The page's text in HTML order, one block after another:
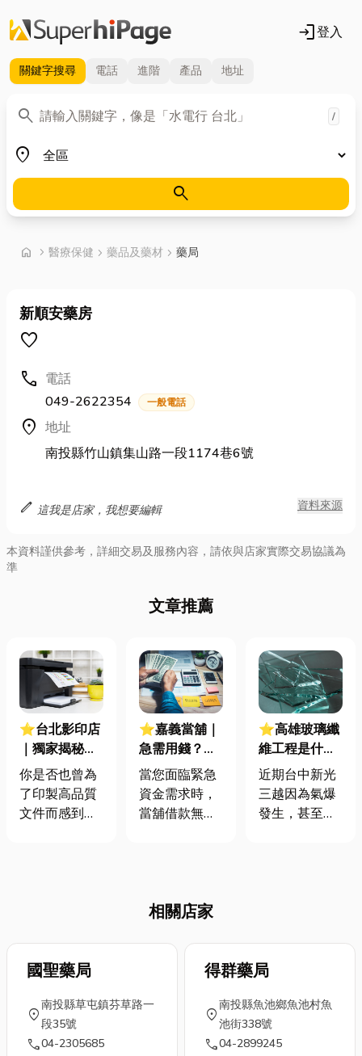
login登入
關鍵字搜尋 電話 進階 產品 地址
search
關鍵字 /
place
地區
search
home chevron_right 首頁
醫療保健 chevron_right 藥品及藥材 chevron_right 藥局
新順安藥房
favorite
call 電話
049-2622354
一般電話
location_on 地址
南投縣竹山鎮集山路一段1174巷6號
edit 這我是店家，我想要編輯 資料來源
本資料謹供參考，詳細交易及服務內容，請依與店家實際交易協議為
準
文章推薦
⭐台北影印店
｜獨家揭秘！
影印店獨家服
務全攻略：讓
你印出專業級
你是否也曾為
了印製高品質
文件而感到困
家服務，從檔
案準備、紙材
訂，讓你一步
步了解印出完
美作品的關
⭐嘉義當舖｜
急需用錢？當
舖規則全解
析，助您輕鬆
應對資金難
當您面臨緊急
資金需求時，
當舖借款無疑
入了解當舖規
貸順利、避免
潛在風險的首
款的必備條
物品種類、合
⭐高雄玻璃纖
維工程是什
麼？防水工程
知多少？玻璃
纖維工程原
近期台中新光
三越因為氣爆
發生，甚至出
們今天就來聊
聊關於建築結
水工程，防水
工程工法中有
所謂的「玻璃
相關店家
國聖藥局
location_on
南投縣草屯鎮芬草路一
段35號
call04-2305685
得群藥局
location_on
南投縣魚池鄉魚池村魚
池街338號
call04-2899245